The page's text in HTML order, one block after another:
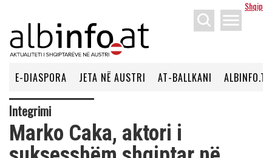
Shqip
menu
E-DIASPORA JETA NË AUSTRI AT-BALLKANI ALBINFO.TV
Integrimi
Marko Caka, aktori i